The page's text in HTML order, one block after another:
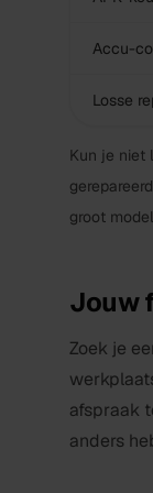
Accu-
Losse
Kun je niet
groot
Jouw
Zoek je
afspraak
anders